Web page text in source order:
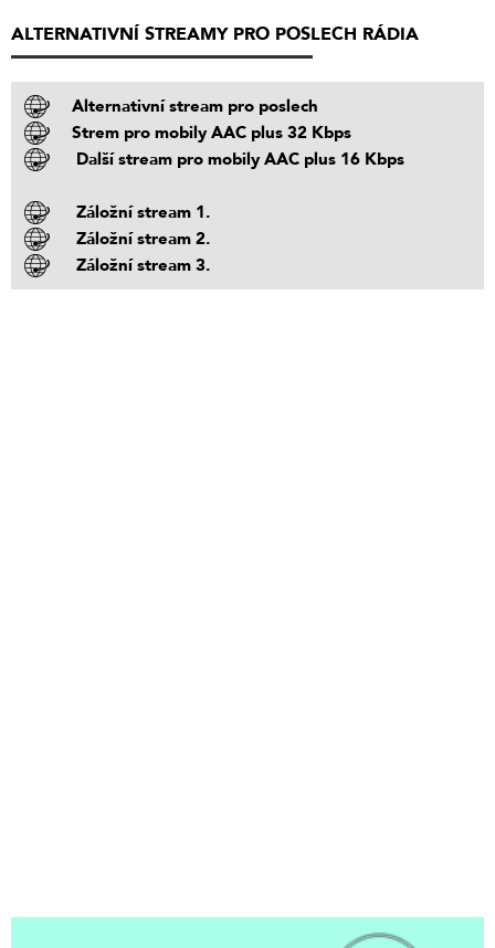
ALTERNATIVNÍ STREAMY PRO POSLECH RÁDIA
Alternativní stream pro poslech
Strem pro mobily AAC plus 32 Kbps
Další stream pro mobily AAC plus 16 Kbps
Záložní stream 1.
Záložní stream 2.
Záložní stream 3.